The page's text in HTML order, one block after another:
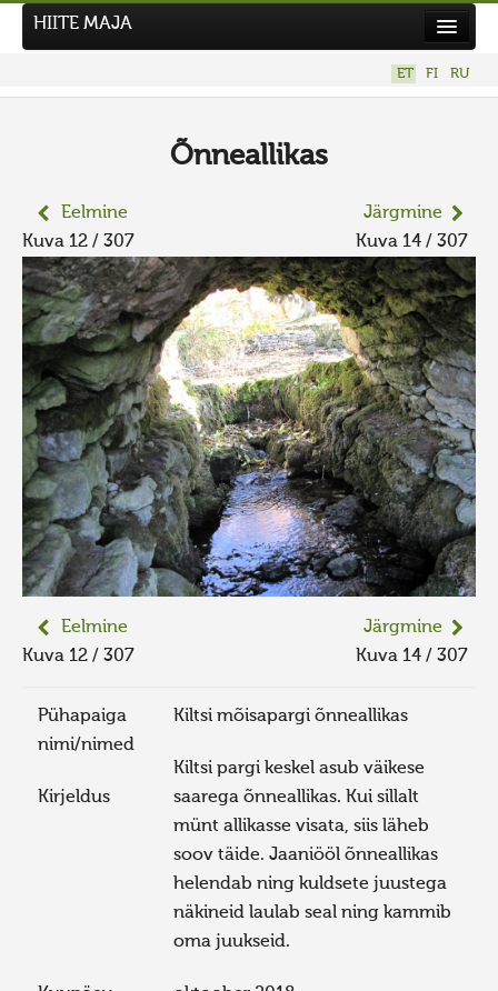
Tegutse
Kuvavõistlused
UUS KUVAVÕISTLUS
Hiite kuvavõistlus 2026
VANEMAD KUVAVÕISTLUSED
Kontakt
HIITE MAJA
ET FI RU
Õnneallikas
Eelmine
Kuva 12 / 307
Järgmine
Kuva 14 / 307
Eelmine
Kuva 12 / 307
Järgmine
Kuva 14 / 307
Pühapaiga
nimi/nimed
Kiltsi mõisapargi õnneallikas
Kirjeldus
Kiltsi pargi keskel asub väikese
saarega õnneallikas. Kui sillalt
münt allikasse visata, siis läheb
soov täide. Jaaniööl õnneallikas
helendab ning kuldsete juustega
näkineid laulab seal ning kammib
oma juukseid.